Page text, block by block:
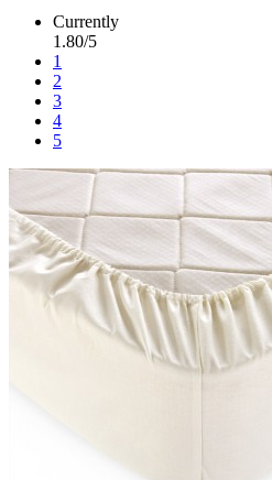
Currently
1.80/5
1
2
3
4
5